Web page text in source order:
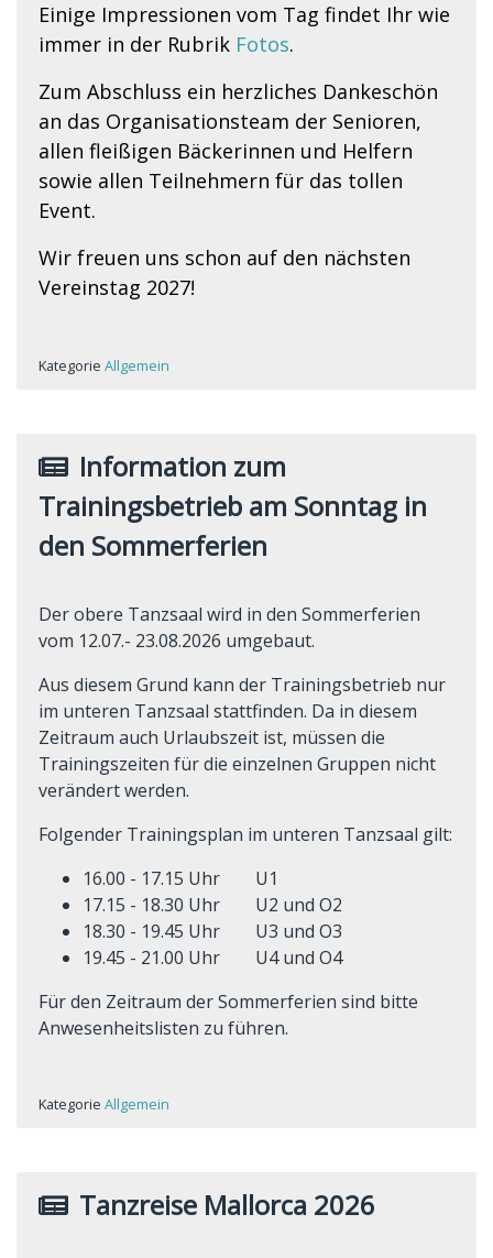
Einige Impressionen vom Tag findet Ihr wie
immer in der Rubrik Fotos.
Zum Abschluss ein herzliches Dankeschön
an das Organisationsteam der Senioren,
allen fleißigen Bäckerinnen und Helfern
sowie allen Teilnehmern für das tollen
Event.
Wir freuen uns schon auf den nächsten
Vereinstag 2027!
Kategorie Allgemein
Information zum
Trainingsbetrieb am Sonntag in
den Sommerferien
Der obere Tanzsaal wird in den Sommerferien
vom 12.07.- 23.08.2026 umgebaut.
Aus diesem Grund kann der Trainingsbetrieb nur
im unteren Tanzsaal stattfinden. Da in diesem
Zeitraum auch Urlaubszeit ist, müssen die
Trainingszeiten für die einzelnen Gruppen nicht
verändert werden.
Folgender Trainingsplan im unteren Tanzsaal gilt:
16.00 - 17.15 Uhr U1
17.15 - 18.30 Uhr U2 und O2
18.30 - 19.45 Uhr U3 und O3
19.45 - 21.00 Uhr U4 und O4
Für den Zeitraum der Sommerferien sind bitte
Anwesenheitslisten zu führen.
Kategorie Allgemein
Tanzreise Mallorca 2026